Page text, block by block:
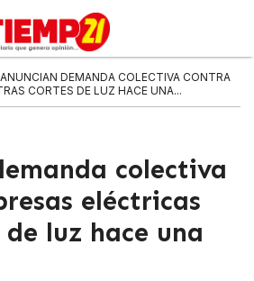
ANUNCIAN DEMANDA COLECTIVA CONTRA
CORTES DE LUZ HACE UNA...
colectiva
eléctricas
luz hace una